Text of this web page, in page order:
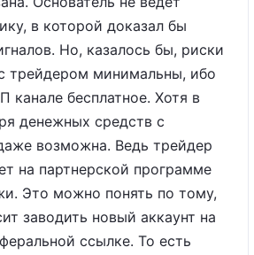
в которой доказал бы
Но, казалось бы, риски
трейдером минимальны, ибо
канале бесплатное. Хотя в
денежных средств с
возможна. Ведь трейдер
на партнерской программе
Это можно понять по тому,
заводить новый аккаунт на
ссылке. То есть